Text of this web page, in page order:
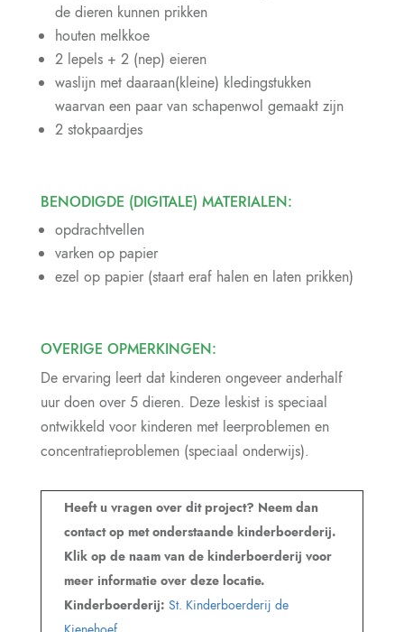
de dieren kunnen prikken
houten melkkoe
2 lepels + 2 (nep) eieren
waslijn met daaraan(kleine) kledingstukken
waarvan een paar van schapenwol gemaakt zijn
2 stokpaardjes
BENODIGDE (DIGITALE) MATERIALEN:
opdrachtvellen
varken op papier
ezel op papier (staart eraf halen en laten prikken)
OVERIGE OPMERKINGEN:
De ervaring leert dat kinderen ongeveer anderhalf
uur doen over 5 dieren. Deze leskist is speciaal
ontwikkeld voor kinderen met leerproblemen en
concentratieproblemen (speciaal onderwijs).
Heeft u vragen over dit project? Neem dan
contact op met onderstaande kinderboerderij.
Klik op de naam van de kinderboerderij voor
meer informatie over deze locatie.
Kinderboerderij: St. Kinderboerderij de